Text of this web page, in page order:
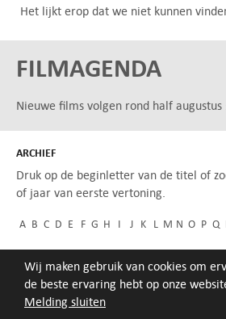
Melding sluiten
Wij maken gebruik van cookies om
de beste ervaring hebt op onze
Het lijkt erop dat we niet kunnen
FILMAGENDA
Nieuwe films volgen rond half augustus
ARCHIEF
Druk op de beginletter van de titel of
of jaar van eerste vertoning.
A B C D E F G H I J K L M N O P Q